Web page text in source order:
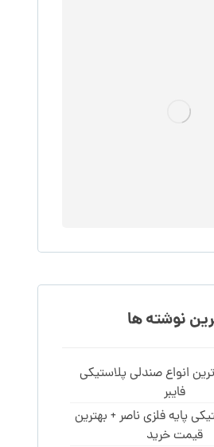
نوشته ها
انواع صندلی پلاستیکی
فایبر
پایه فلزی ناصر + بهترین
قیمت خرید